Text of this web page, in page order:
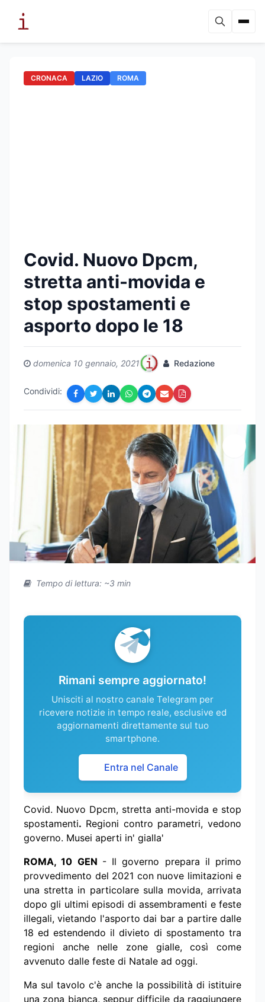
CRONACA LAZIO ROMA
Covid. Nuovo Dpcm,
stretta anti-movida e
stop spostamenti e
asporto dopo le 18
domenica 10 gennaio, 2021 Redazione
Condividi:
Tempo di lettura: ~3 min
Rimani sempre aggiornato!
Unisciti al nostro canale Telegram per
ricevere notizie in tempo reale, esclusive ed
aggiornamenti direttamente sul tuo
smartphone.
Entra nel Canale
Covid. Nuovo Dpcm, stretta anti-movida e stop
spostamenti. Regioni contro parametri, vedono
governo. Musei aperti in' gialla'
ROMA, 10 GEN - Il governo prepara il primo
provvedimento del 2021 con nuove limitazioni e
una stretta in particolare sulla movida, arrivata
dopo gli ultimi episodi di assembramenti e feste
illegali, vietando l'asporto dai bar a partire dalle
18 ed estendendo il divieto di spostamento tra
regioni anche nelle zone gialle, così come
avvenuto dalle feste di Natale ad oggi.
Ma sul tavolo c'è anche la possibilità di istituire
una zona bianca, seppur difficile da raggiungere